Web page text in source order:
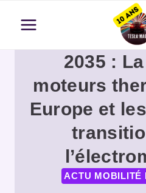
contenu
2035 :
moteurs
Europe et
ACTU MOBILITÉ